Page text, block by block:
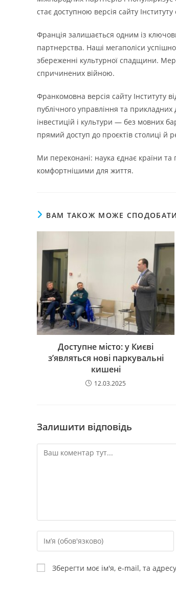
стає доступною версія сайту
Франція залишається одним із
партнерства. Наші мегаполіси
збереженні культурної спадщини.
спричинених війною.
Франкомовна версія сайту Інституту
публічного управління та
інвестицій і культури — без мовних
прямий доступ до проєктів столиці й
Ми переконані: наука єднає країни
комфортнішими для життя.
ВАМ ТАКОЖ МОЖЕ
Доступне місто: у Києві
з’являться нові паркувальні
кишені
12.03.2025
Залишити відповідь
Зберегти моє ім'я, e-mail, та